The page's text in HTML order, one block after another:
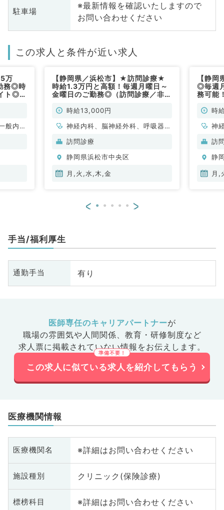
駐車場
※最新情報を確認いたしますので
お問い合わせください
この求人と条件が近い求人
万
務◎時
ト◎往
般内
【静岡県／浜松市】★訪問診療★
時給1.3万円と高額！毎週月曜日～
金曜日のご勤務◎（訪問診療／非常
時給13,000円
神経内科、脳神経外科、呼吸器外
科、心臓血管外科、一般内科、循
科、腎臓内科、老年内科、外科系
全般、一般外科、消化器外科
訪問診療
静岡県浜松市中央区
月,火,水,木,金
【静
◎毎週
務可能
不問／
時
神
科
訪
静
月,
< >
手当/福利厚生
通勤手当 有り
医師専任のキャリアパートナーが
職場の雰囲気や人間関係、 教育・研修制度など
求人票に掲載されていない情報をお伝えします。
この求人に似ている求人を紹介してもらう
医療機関情報
医療機関名 ※詳細はお問い合わせください
施設種別 クリニック(保険診療)
標榜科目 ※詳細はお問い合わせください